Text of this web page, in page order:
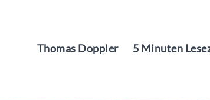
Thomas Doppler 5 Minuten